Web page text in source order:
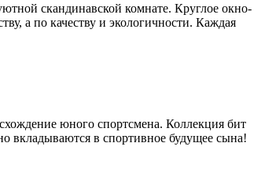
скандинавской комнате. Круглое окно-
а по качеству и экологичности. Каждая
юного спортсмена. Коллекция бит
вкладываются в спортивное будущее сына!